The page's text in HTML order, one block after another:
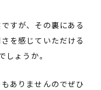
すが、その裏にある
を感じていただける
ょうか。
ありませんのでぜひ